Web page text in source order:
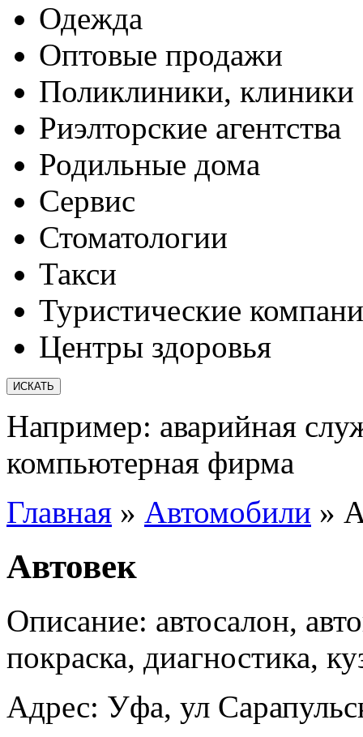
Одежда
Оптовые продажи
Поликлиники, клиники
Риэлторские агентства
Родильные дома
Сервис
Стоматологии
Такси
Туристические
Центры здоровья
Например: аварийная
компьютерная фирма
Главная » Автомобили »
Автовек
Описание: автосалон,
покраска, диагностика,
Адрес: Уфа, ул